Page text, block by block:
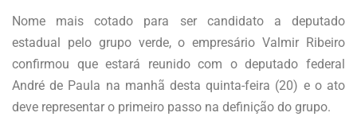
Nome mais cotado para ser candidato a deputado
estadual pelo grupo verde, o empresário Valmir Ribeiro
confirmou que estará reunido com o deputado federal
André de Paula na manhã desta quinta-feira (20) e o ato
deve representar o primeiro passo na definição do grupo.